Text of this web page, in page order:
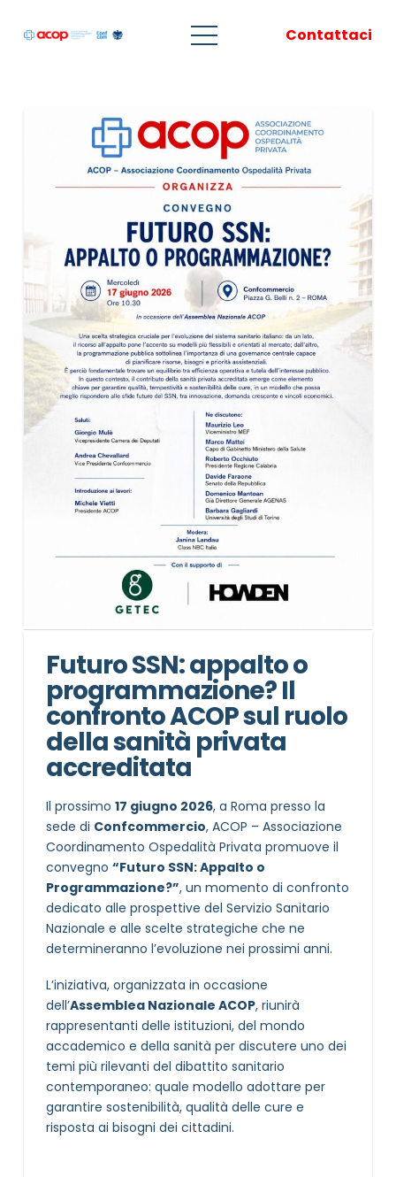
Contattaci
Futuro SSN: appalto o
programmazione? Il
confronto ACOP sul ruolo
della sanità privata
accreditata
Il prossimo 17 giugno 2026, a Roma presso la
sede di Confcommercio, ACOP – Associazione
Coordinamento Ospedalità Privata promuove il
convegno “Futuro SSN: Appalto o
Programmazione?”, un momento di confronto
dedicato alle prospettive del Servizio Sanitario
Nazionale e alle scelte strategiche che ne
determineranno l’evoluzione nei prossimi anni.
L’iniziativa, organizzata in occasione
dell’Assemblea Nazionale ACOP, riunirà
rappresentanti delle istituzioni, del mondo
accademico e della sanità per discutere uno dei
temi più rilevanti del dibattito sanitario
contemporaneo: quale modello adottare per
garantire sostenibilità, qualità delle cure e
risposta ai bisogni dei cittadini.